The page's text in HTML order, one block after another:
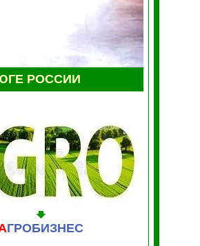
РОССИИ
ГРОБИЗНЕС